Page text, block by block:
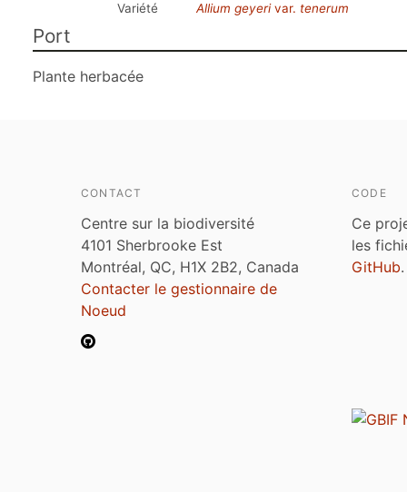
Variété
Allium geyerivar. tenerum
Port
Plante herbacée
CONTACT
Centre sur la biodiversité
4101 Sherbrooke Est
Montréal, QC, H1X 2B2, Canada
Contacter le gestionnaire de
Noeud
CODE
Ce
les
GitHub.